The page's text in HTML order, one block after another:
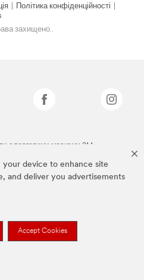
your device to enhance site
and deliver you advertisements
Accept Cookies
Політика конфіденційності
захищено..
є торговими марками 3M.